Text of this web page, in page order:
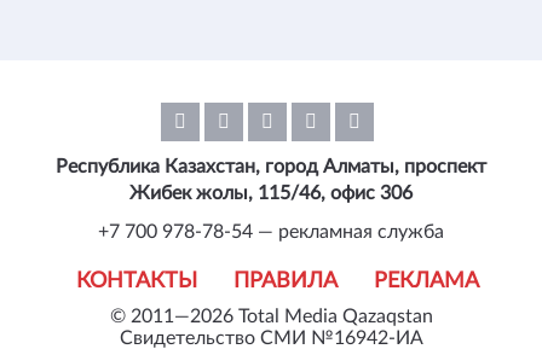
© 2011—2026 Total Media Qazaqstan
Свидетельство СМИ №16942-ИА
КОНТАКТЫ ПРАВИЛА РЕКЛАМА
Республика Казахстан, город Алматы, проспект
Жибек жолы, 115/46, офис 306
+7 700 978-78-54 — рекламная служба